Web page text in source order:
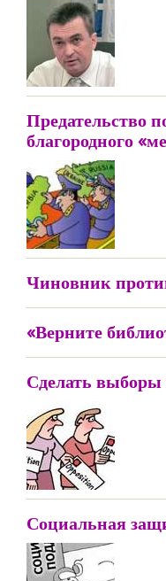
Предательство
благородного
Чиновник
«Верните
Сделать
Социальная